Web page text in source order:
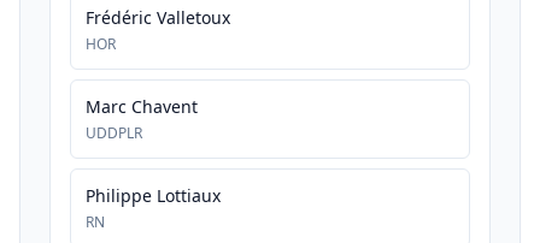
Frédéric Valletoux
HOR
Marc Chavent
UDDPLR
Philippe Lottiaux
RN